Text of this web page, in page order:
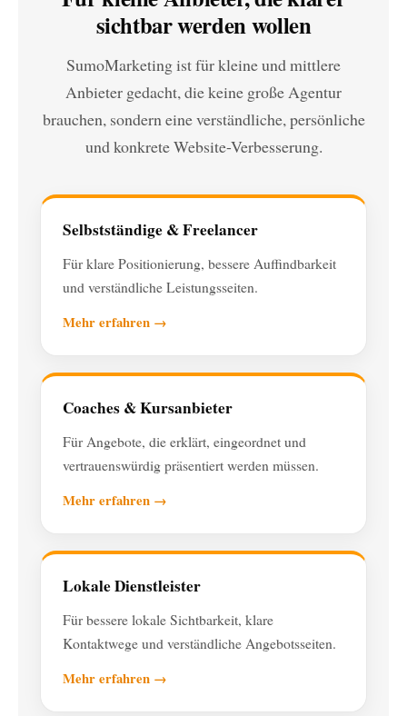
sichtbar werden wollen
SumoMarketing ist für kleine und mittlere
Anbieter gedacht, die keine große Agentur
brauchen, sondern eine verständliche, persönliche
und konkrete Website-Verbesserung.
Selbstständige & Freelancer
Für klare Positionierung, bessere Auffindbarkeit
und verständliche Leistungsseiten.
Mehr erfahren →
Coaches & Kursanbieter
Für Angebote, die erklärt, eingeordnet und
vertrauenswürdig präsentiert werden müssen.
Mehr erfahren →
Lokale Dienstleister
Für bessere lokale Sichtbarkeit, klare
Kontaktwege und verständliche Angebotsseiten.
Mehr erfahren →